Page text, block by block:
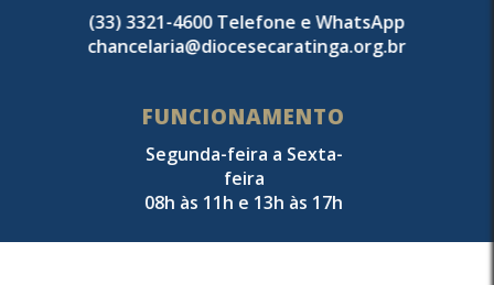
(33) 3321-4600 Telefone e WhatsApp
chancelaria@diocesecaratinga.org.br
FUNCIONAMENTO
Segunda-feira a Sexta-
feira
08h às 11h e 13h às 17h